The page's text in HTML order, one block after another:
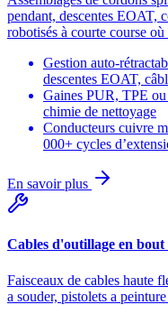
pendant, descentes EOAT,
robotisés à courte course
Gestion auto-
descentes EOAT,
Gaines PUR, TPE
chimie de nettoyage
Conducteurs cuivre
000+ cycles
En savoir plus
Cables d'outillage en
Faisceaux de cables haute
a souder, pistolets a